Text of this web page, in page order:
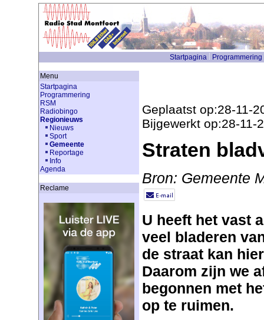
Startpagina Programmering
Menu
Startpagina
Programmering
RSM
Radiobingo
Regionieuws
Nieuws
Sport
Gemeente
Reportage
Info
Agenda
Reclame
Geplaatst op:28-11-
Bijgewerkt op:28-11-
Straten
Bron: Gemeente
U heeft het vast
veel bladeren
de straat kan
Daarom zijn we
begonnen met
op te ruimen.